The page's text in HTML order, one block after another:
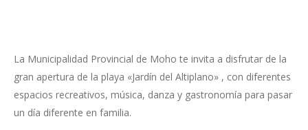
La Municipalidad Provincial de Moho te invita a disfrutar de la
gran apertura de la playa «Jardín del Altiplano» , con diferentes
espacios recreativos, música, danza y gastronomía para pasar
un día diferente en familia.